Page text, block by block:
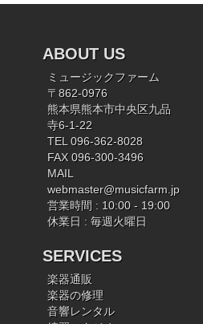
ABOUT US
ミュージックファーム
〒862-0976
熊本県熊本市中央区九品
寺6-1-22
TEL 096-362-8028
FAX 096-300-3496
MAIL
webmaster@musicfarm.jp
営業時間 : 10:00 - 19:00
休業日 : 毎週火曜日
SERVICES
楽器通販
楽器の修理
音響レンタル